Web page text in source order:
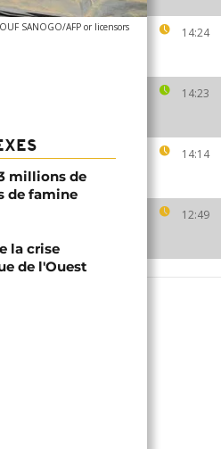
14:24
14:23
14:14
12:49
SANOGO/AFP or licensors
millions de
de famine
la crise
de l'Ouest